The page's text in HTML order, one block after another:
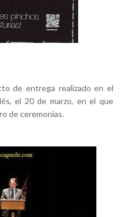
de entrega realizado en el
el 20 de marzo, en el que
de ceremonias.